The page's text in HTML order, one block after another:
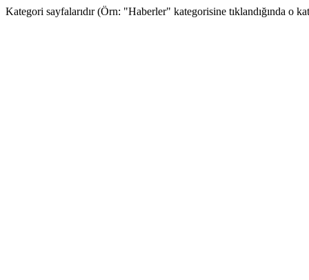
Kategori sayfalarıdır (Örn: "Haberler" kategorisine tıklandığında o